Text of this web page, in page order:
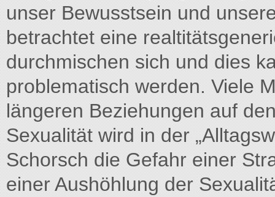
unser Bewusstsein und
betrachtet eine
durchmischen sich und dies
problematisch werden. Viele
längeren Beziehungen auf
Sexualität wird in der
Schorsch die Gefahr einer
einer Aushöhlung der